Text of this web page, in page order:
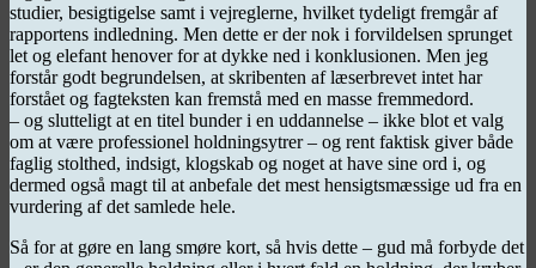
studier, besigtigelse samt i vejreglerne, hvilket tydeligt fremgår af
rapportens indledning. Men dette er der nok i forvildelsen sprunget
let og elefant henover for at dykke ned i konklusionen. Men jeg
forstår godt begrundelsen, at skribenten af læserbrevet intet har
forstået og fagteksten kan fremstå med en masse fremmedord.
– og slutteligt at en titel bunder i en uddannelse – ikke blot et valg
om at være professionel holdningsytrer – og rent faktisk giver både
faglig stolthed, indsigt, klogskab og noget at have sine ord i, og
dermed også magt til at anbefale det mest hensigtsmæssige ud fra en
vurdering af det samlede hele.
Så for at gøre en lang smøre kort, så hvis dette – gud må forbyde det